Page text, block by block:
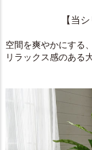
【当
空間を爽やかにする
リラックス感のある